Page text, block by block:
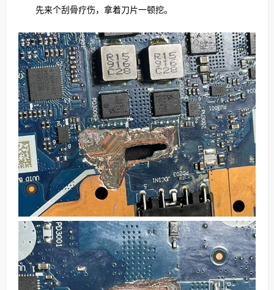
先来个刮骨疗伤，拿着刀片一顿挖。